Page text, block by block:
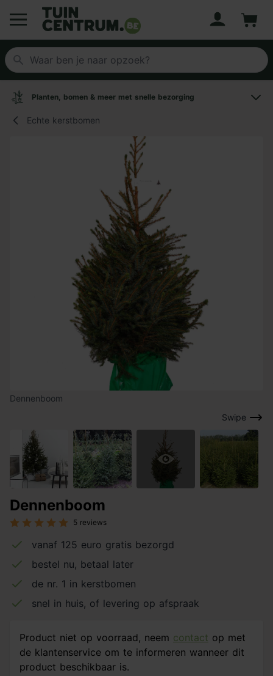
Logo Tuincentrum.be
Planten, bomen & meer met snelle bezorging
Echte kerstbomen
Swipe
Dennenboom
Dennenboom
5 reviews
vanaf 125 euro gratis bezorgd
bestel nu, betaal later
de nr. 1 in kerstbomen
snel in huis, of levering op afspraak
Product niet op voorraad, neem contact op met
de klantenservice om te informeren wanneer dit
product beschikbaar is.